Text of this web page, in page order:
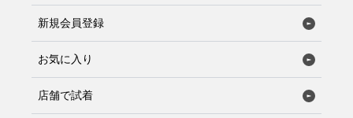
新規会員登録
お気に入り
店舗で試着